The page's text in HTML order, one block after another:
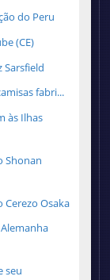
do Peru
(CE)
fabri...
às Ilhas
Shonan
Cerezo Osaka
seu